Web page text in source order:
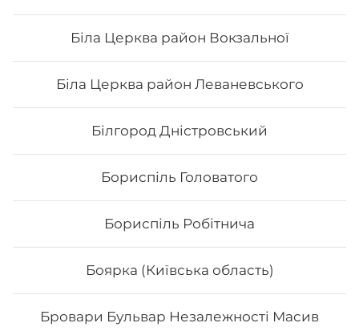
Біла Церква район Вокзальної
Біла Церква район Леваневського
Білгород Дністровський
Бориспіль Головатого
Бориспіль Робітнича
Боярка (Київська область)
Бровари Бульвар Незалежності Масив
Акція тижня Сети Роли від шефа
Вега роли
Футо Вега